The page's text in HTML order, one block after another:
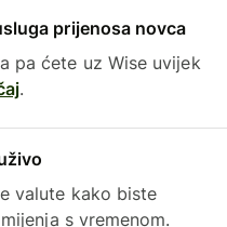
prijenosa novca
pa ćete uz Wise uvijek
.
valute kako biste
s vremenom.